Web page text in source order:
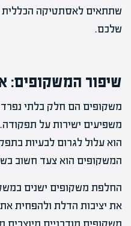
שתתאים לאסתטיקה הכללית
שלכם.
שיפור המשקופים:
משקופים הם חלק בלתי
משפיעים ישירות על
הוא עלול לגרום לבעיות
המשקופים הוא צעד חשוב
החלפת משקופים ישנים
את יציבות הדלת ולהפחית את